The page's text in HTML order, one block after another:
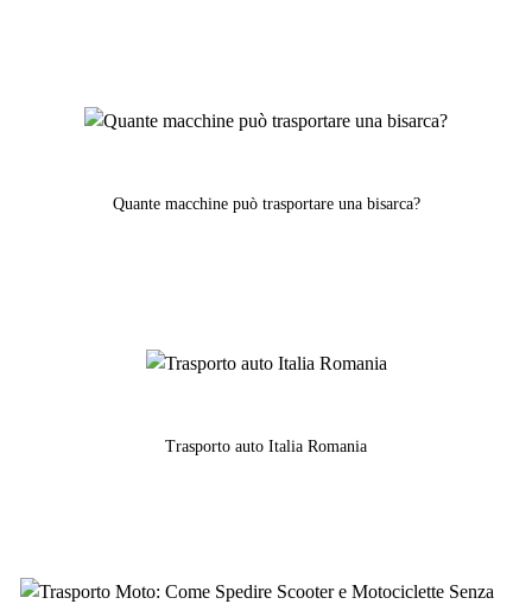
Quante macchine può trasportare una bisarca?
Trasporto auto Italia Romania